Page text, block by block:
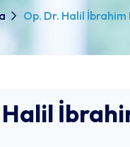
Op. Dr. Halil İbrahim